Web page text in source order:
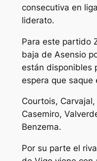
consecutiva en
liderato.
Para este partido
baja de Asensio
están disponibles
espera que saque
Courtois,
Casemiro,
Benzema.
Por su parte el